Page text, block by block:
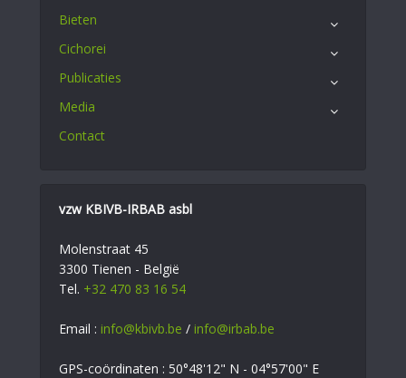
Bieten
Cichorei
Publicaties
Media
Contact
vzw KBIVB-IRBAB asbl
Molenstraat 45
3300 Tienen - België
Tel. +32 470 83 16 54
Email : info@kbivb.be / info@irbab.be
GPS-coördinaten : 50°48'12" N - 04°57'00" E